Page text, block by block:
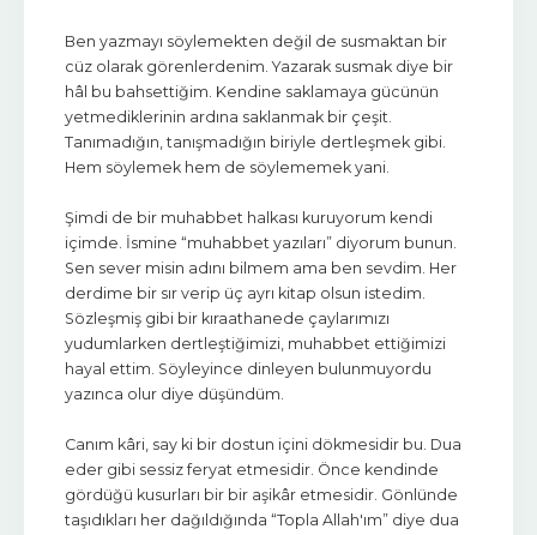
Ben yazmayı söylemekten değil de susmaktan bir
cüz olarak görenlerdenim. Yazarak susmak diye bir
hâl bu bahsettiğim. Kendine saklamaya gücünün
yetmediklerinin ardına saklanmak bir çeşit.
Tanımadığın, tanışmadığın biriyle dertleşmek gibi.
Hem söylemek hem de söylememek yani.
Şimdi de bir muhabbet halkası kuruyorum kendi
içimde. İsmine “muhabbet yazıları” diyorum bunun.
Sen sever misin adını bilmem ama ben sevdim. Her
derdime bir sır verip üç ayrı kitap olsun istedim.
Sözleşmiş gibi bir kıraathanede çaylarımızı
yudumlarken dertleştiğimizi, muhabbet ettiğimizi
hayal ettim. Söyleyince dinleyen bulunmuyordu
yazınca olur diye düşündüm.
Canım kâri, say ki bir dostun içini dökmesidir bu. Dua
eder gibi sessiz feryat etmesidir. Önce kendinde
gördüğü kusurları bir bir aşikâr etmesidir. Gönlünde
taşıdıkları her dağıldığında “Topla Allah'ım” diye dua